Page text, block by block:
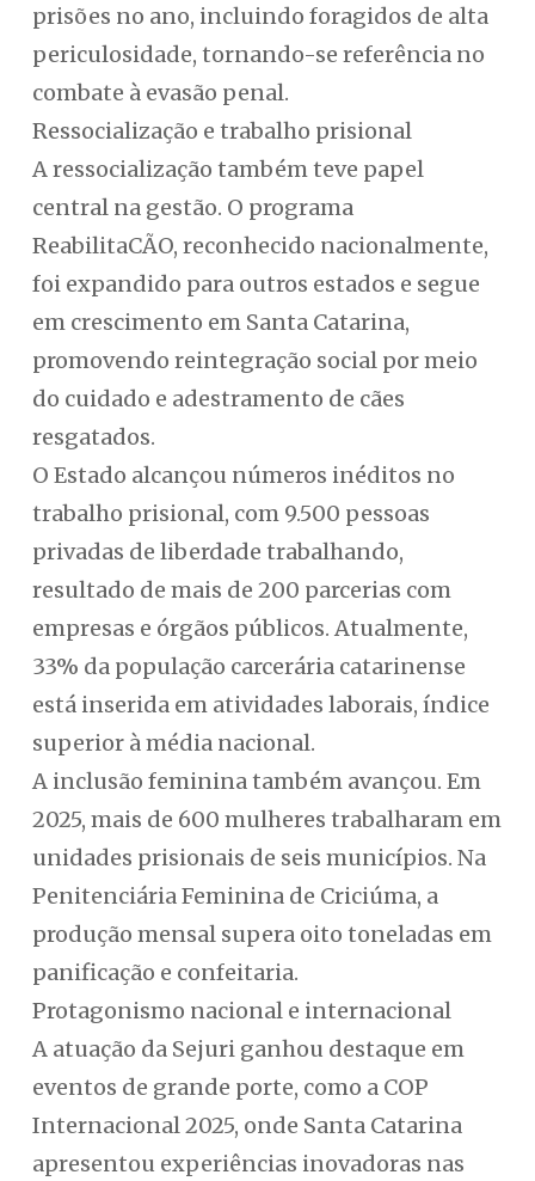
prisões no ano, incluindo foragidos de alta
periculosidade, tornando-se referência no
combate à evasão penal.
Ressocialização e trabalho prisional
A ressocialização também teve papel
central na gestão. O programa
ReabilitaCÃO, reconhecido nacionalmente,
foi expandido para outros estados e segue
em crescimento em Santa Catarina,
promovendo reintegração social por meio
do cuidado e adestramento de cães
resgatados.
O Estado alcançou números inéditos no
trabalho prisional, com 9.500 pessoas
privadas de liberdade trabalhando,
resultado de mais de 200 parcerias com
empresas e órgãos públicos. Atualmente,
33% da população carcerária catarinense
está inserida em atividades laborais, índice
superior à média nacional.
A inclusão feminina também avançou. Em
2025, mais de 600 mulheres trabalharam em
unidades prisionais de seis municípios. Na
Penitenciária Feminina de Criciúma, a
produção mensal supera oito toneladas em
panificação e confeitaria.
Protagonismo nacional e internacional
A atuação da Sejuri ganhou destaque em
eventos de grande porte, como a COP
Internacional 2025, onde Santa Catarina
apresentou experiências inovadoras nas